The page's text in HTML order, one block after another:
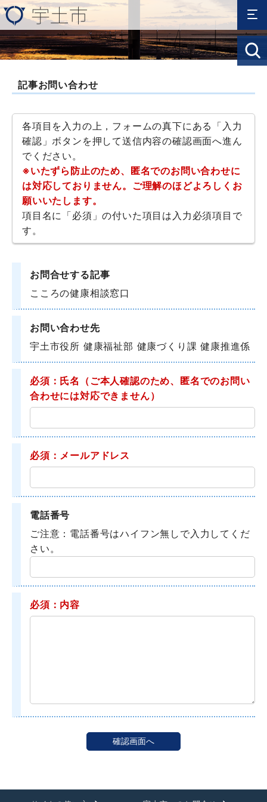
記事お問い合わせ
各項目を入力の上，フォームの真下にある「入力
確認」ボタンを押して送信内容の確認画面へ進ん
でください。
※いたずら防止のため、匿名でのお問い合わせに
は対応しておりません。ご理解のほどよろしくお
願いいたします。
項目名に「必須」の付いた項目は入力必須項目で
す。
お問合せする記事
こころの健康相談窓口
お問い合わせ先
宇土市役所 健康福祉部 健康づくり課 健康推進係
必須：氏名
（ご本人確認のため、匿名でのお問い
合わせには対応できません）
必須：メールアドレス
電話番号
ご注意：電話番号はハイフン無しで入力してくだ
さい。
必須：内容